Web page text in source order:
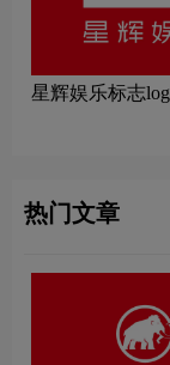
星辉娱乐标志
热门文章